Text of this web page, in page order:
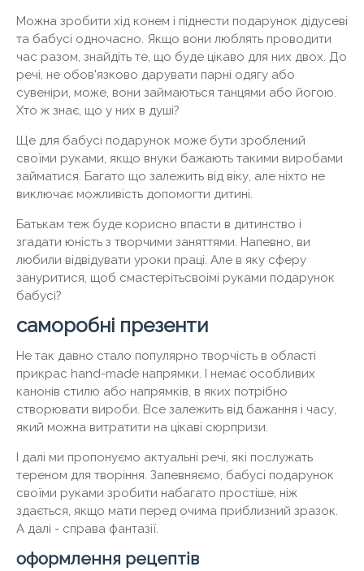
Можна зробити хід конем і піднести подарунок дідусеві
та бабусі одночасно. Якщо вони люблять проводити
час разом, знайдіть те, що буде цікаво для них двох. До
речі, не обов'язково дарувати парні одягу або
сувеніри, може, вони займаються танцями або йогою.
Хто ж знає, що у них в душі?
Ще для бабусі подарунок може бути зроблений
своїми руками, якщо внуки бажають такими виробами
займатися. Багато що залежить від віку, але ніхто не
виключає можливість допомогти дитині.
Батькам теж буде корисно впасти в дитинство і
згадати юність з творчими заняттями. Напевно, ви
любили відвідувати уроки праці. Але в яку сферу
зануритися, щоб смастерітьсвоімі руками подарунок
бабусі?
саморобні презенти
Не так давно стало популярно творчість в області
прикрас hand-made напрямки. І немає особливих
канонів стилю або напрямків, в яких потрібно
створювати вироби. Все залежить від бажання і часу,
який можна витратити на цікаві сюрпризи.
І далі ми пропонуємо актуальні речі, які послужать
тереном для творіння. Запевняємо, бабусі подарунок
своїми руками зробити набагато простіше, ніж
здається, якщо мати перед очима приблизний зразок.
А далі - справа фантазії.
оформлення рецептів